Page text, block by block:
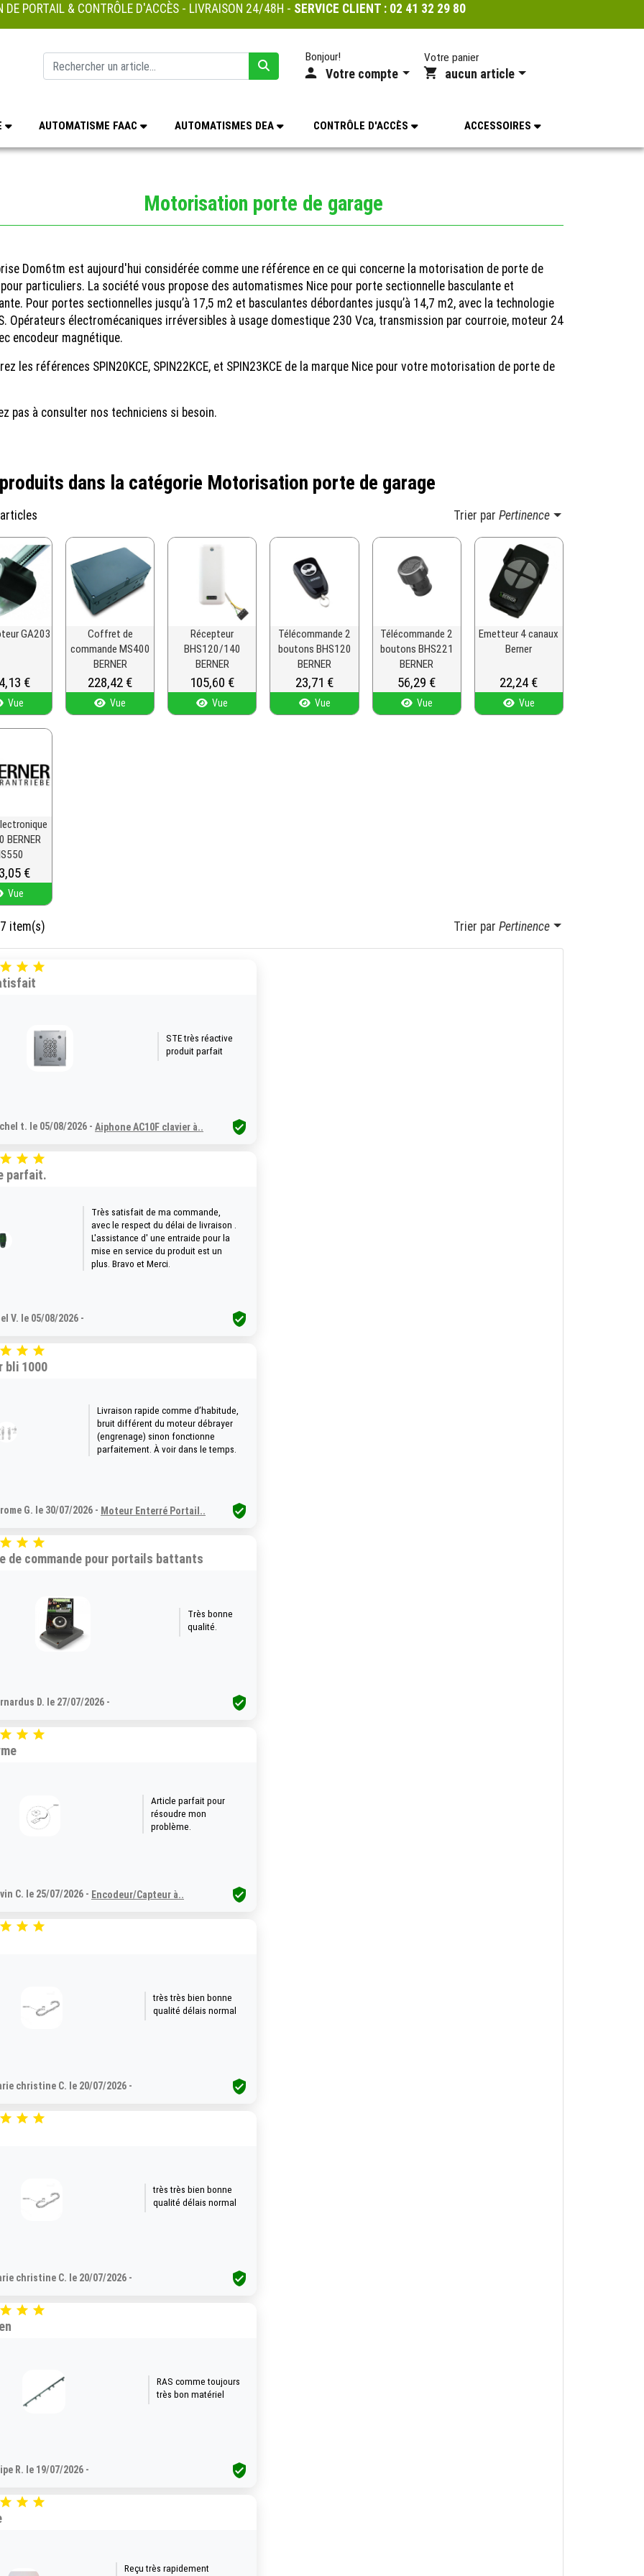
DE PORTAIL & CONTRÔLE D'ACCÈS - LIVRAISON 24/48H - SERVICE CLIENT : 02 41 32 29 80
Bonjour!
Votre compte
Votre panier
aucun article
AUTOMATISME FAAC AUTOMATISMES DEA CONTRÔLE D'ACCÈS ACCESSOIRES
Motorisation porte de garage
Dom6tm est aujourd'hui considérée comme une référence en ce qui concerne la motorisation de porte de
particuliers. La société vous propose des automatismes Nice pour porte sectionnelle basculante et
Pour portes sectionnelles jusqu’à 17,5 m2 et basculantes débordantes jusqu’à 14,7 m2, avec la technologie
Opérateurs électromécaniques irréversibles à usage domestique 230 Vca, transmission par courroie, moteur 24
encodeur magnétique.
les références SPIN20KCE, SPIN22KCE, et SPIN23KCE de la marque Nice pour votre motorisation de porte de
pas à consulter nos techniciens si besoin.
dans la catégorie Motorisation porte de garage
articles Trier par Pertinence
GA203
€
Vue
Coffret de
commande MS400
BERNER
Prix
228,42 €
Vue
Récepteur
BHS120/140
BERNER
Prix
105,60 €
Vue
Télécommande 2
boutons BHS120
BERNER
Prix
23,71 €
Vue
Télécommande 2
boutons BHS221
BERNER
Prix
56,29 €
Vue
Emetteur 4 canaux
Berner
Prix
22,24 €
Vue
BERNER
€
Vue
item(s) Trier par Pertinence
  
STE très réactive
produit parfait
t. le 05/08/2026 - Aiphone AC10F clavier à.. 
  
parfait.
Très satisfait de ma commande,
avec le respect du délai de livraison .
L'assistance d' une entraide pour la
mise en service du produit est un
plus. Bravo et Merci.
V. le 05/08/2026 - 
  
bli 1000
Livraison rapide comme d’habitude,
bruit différent du moteur débrayer
(engrenage) sinon fonctionne
parfaitement. À voir dans le temps.
G. le 30/07/2026 - Moteur Enterré Portail.. 
  
de commande pour portails battants
Très bonne
qualité.
D. le 27/07/2026 - 
  
Article parfait pour
résoudre mon
problème.
C. le 25/07/2026 - Encodeur/Capteur à.. 
  
très très bien bonne
qualité délais normal
christine C. le 20/07/2026 - 
  
très très bien bonne
qualité délais normal
christine C. le 20/07/2026 - 
  
RAS comme toujours
très bon matériel
R. le 19/07/2026 - 
  
Reçu très rapidement